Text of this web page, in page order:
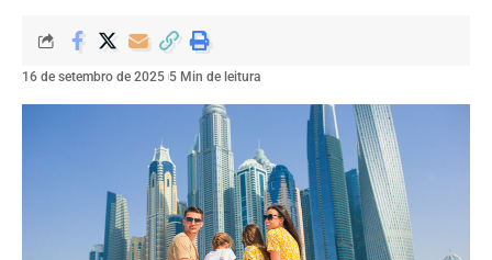
16 de setembro de 2025 5 Min de leitura